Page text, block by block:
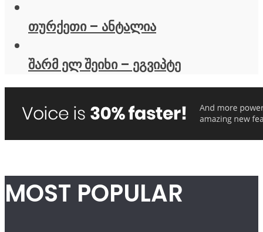
თურქეთი – ანტალია
შარმ ელ შეიხი – ეგვიპტე
MOST POPULAR